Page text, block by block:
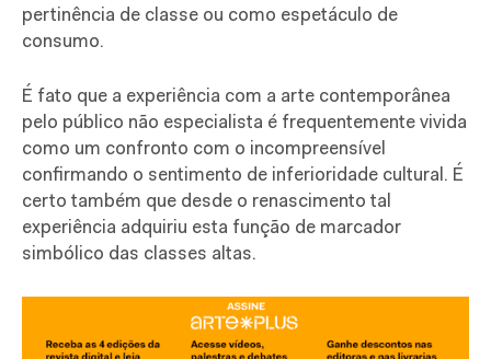
pertinência de classe ou como espetáculo de
consumo.
É fato que a experiência com a arte contemporânea
pelo público não especialista é frequentemente vivida
como um confronto com o incompreensível
confirmando o sentimento de inferioridade cultural. É
certo também que desde o renascimento tal
experiência adquiriu esta função de marcador
simbólico das classes altas.